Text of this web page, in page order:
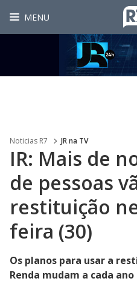
MENU
Noticias R7 JR na TV
IR: Mais de
de pessoas
restituição
feira (30)
Os planos para usar a
Renda mudam a cada ano